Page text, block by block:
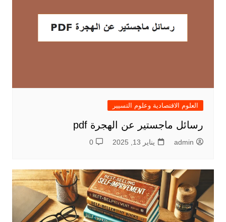
العلوم الاقتصادية وعلوم التسيير
رسائل ماجستير عن الهجرة pdf
admin يناير 13, 2025 0